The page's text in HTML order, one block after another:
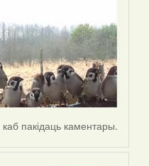
каб пакідаць каментары.